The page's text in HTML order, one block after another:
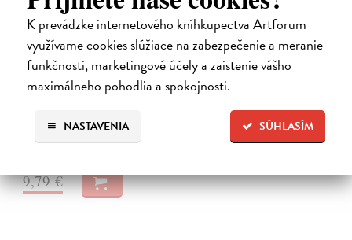
K prevádzke internetového kníhkupectva Artforum
využívame cookies slúžiace na zabezpečenie a meranie
funkčnosti, marketingové účely a zaistenie vášho
maximálneho pohodlia a spokojnosti.
SÚHLASÍM
NASTAVENIA
Neuromant
Gibson William
| Elektronická kniha
Základné dielo kyberpunku, klasika sci-fi a jedna z najsilnejších vízií
budúcnosti Matrix je svet vo svete, globálny konsenzus, prelud,
vyjadrenie každého jedného dátového bajtu v kyberpriestore. Henry…
Na stiahnutie akoEPUB PDF
9,79 €